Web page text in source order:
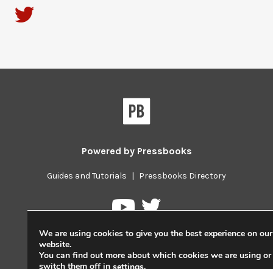
Powered by Pressbooks
Guides and Tutorials | Pressbooks Directory
Pressbooks
YouTube
Pressbooks
Twitter
We are using cookies to give you the best experience on our
website.
You can find out more about which cookies we are using or
switch them off in settings.